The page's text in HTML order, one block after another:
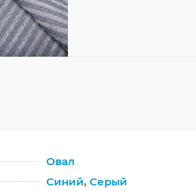
Овал
Синий, Серый